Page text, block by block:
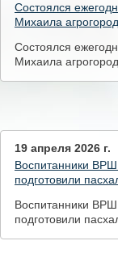
Состоялся
Михаила
Состоялся
Михаила
19 апреля 2026 г.
Воспитанники
подготовили
Воспитанники
подготовили